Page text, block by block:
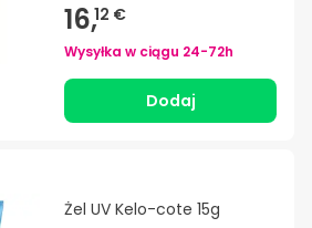
16,12 €
Wysyłka w ciągu 24-72h
Dodaj
Żel UV Kelo-cote 15g